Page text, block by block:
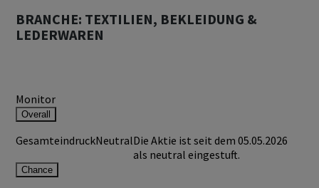
BRANCHE: TEXTILIEN, BEKLEIDUNG &
LEDERWAREN
Monitor
Overall
GesamteindruckNeutralDie Aktie ist seit dem 05.05.2026
als neutral eingestuft.
Chance